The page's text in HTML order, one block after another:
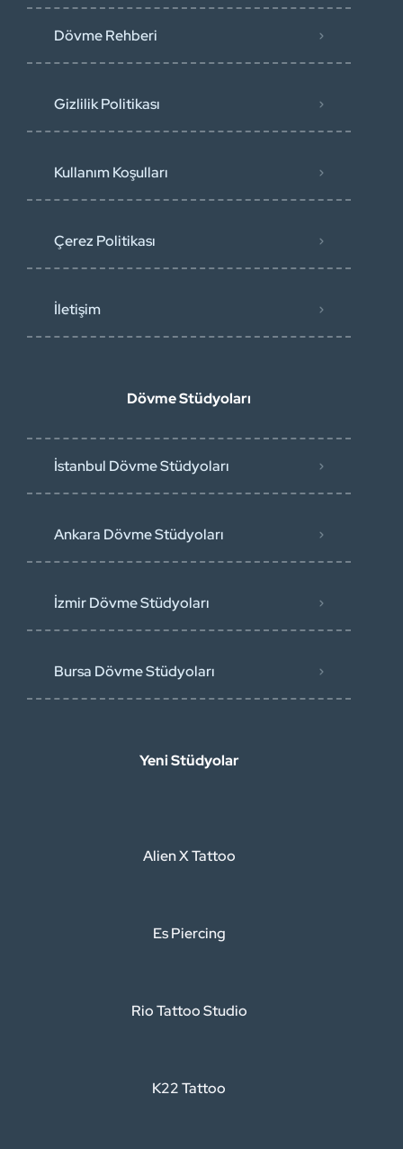
Dövme Rehberi
Gizlilik Politikası
Kullanım Koşulları
Çerez Politikası
İletişim
Dövme Stüdyoları
İstanbul Dövme Stüdyoları
Ankara Dövme Stüdyoları
İzmir Dövme Stüdyoları
Bursa Dövme Stüdyoları
Yeni Stüdyolar
Alien X Tattoo
Es Piercing
Rio Tattoo Studio
K22 Tattoo